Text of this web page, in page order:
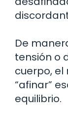
De
tensión o
cuerpo,
“afinar”
equilibrio.